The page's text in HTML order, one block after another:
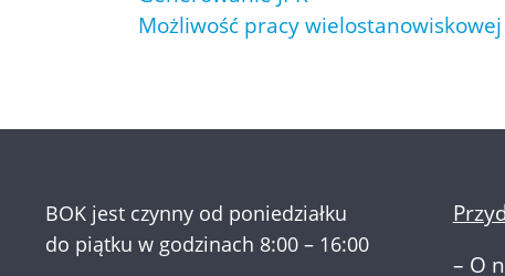
Możliwość pracy wielostanowiskowej
BOK jest czynny od poniedziałku
do piątku w godzinach 8:00 – 16:00
– O